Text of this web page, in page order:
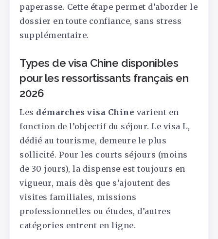
paperasse. Cette étape permet d’aborder le
dossier en toute confiance, sans stress
supplémentaire.
Types de visa Chine disponibles
pour les ressortissants français en
2026
Les démarches visa Chine varient en
fonction de l’objectif du séjour. Le visa L,
dédié au tourisme, demeure le plus
sollicité. Pour les courts séjours (moins
de 30 jours), la dispense est toujours en
vigueur, mais dès que s’ajoutent des
visites familiales, missions
professionnelles ou études, d’autres
catégories entrent en ligne.